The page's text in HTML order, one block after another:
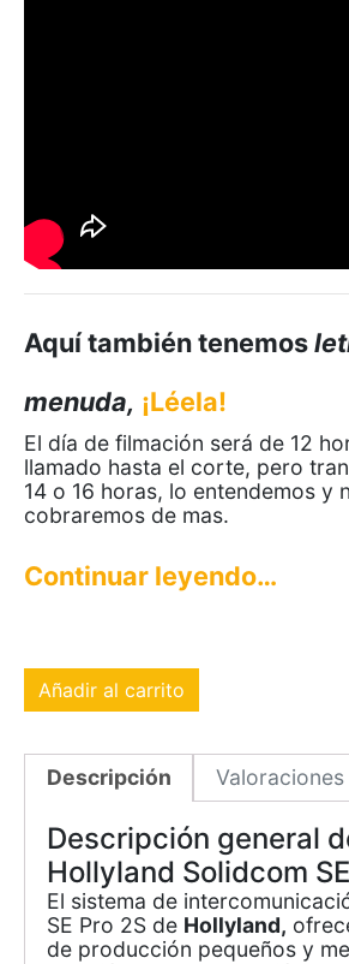
Aquí también tenemos
menuda, ¡Léela!
El día de filmación será de 12
llamado hasta el corte, pero
14 o 16 horas, lo entendemos y
cobraremos de mas.
Continuar leyendo…
Añadir al carrito
Descripción Valoraciones
Descripción general
Hollyland Solidcom
El sistema de
SE Pro 2S de Hollyland,
de producción pequeños y